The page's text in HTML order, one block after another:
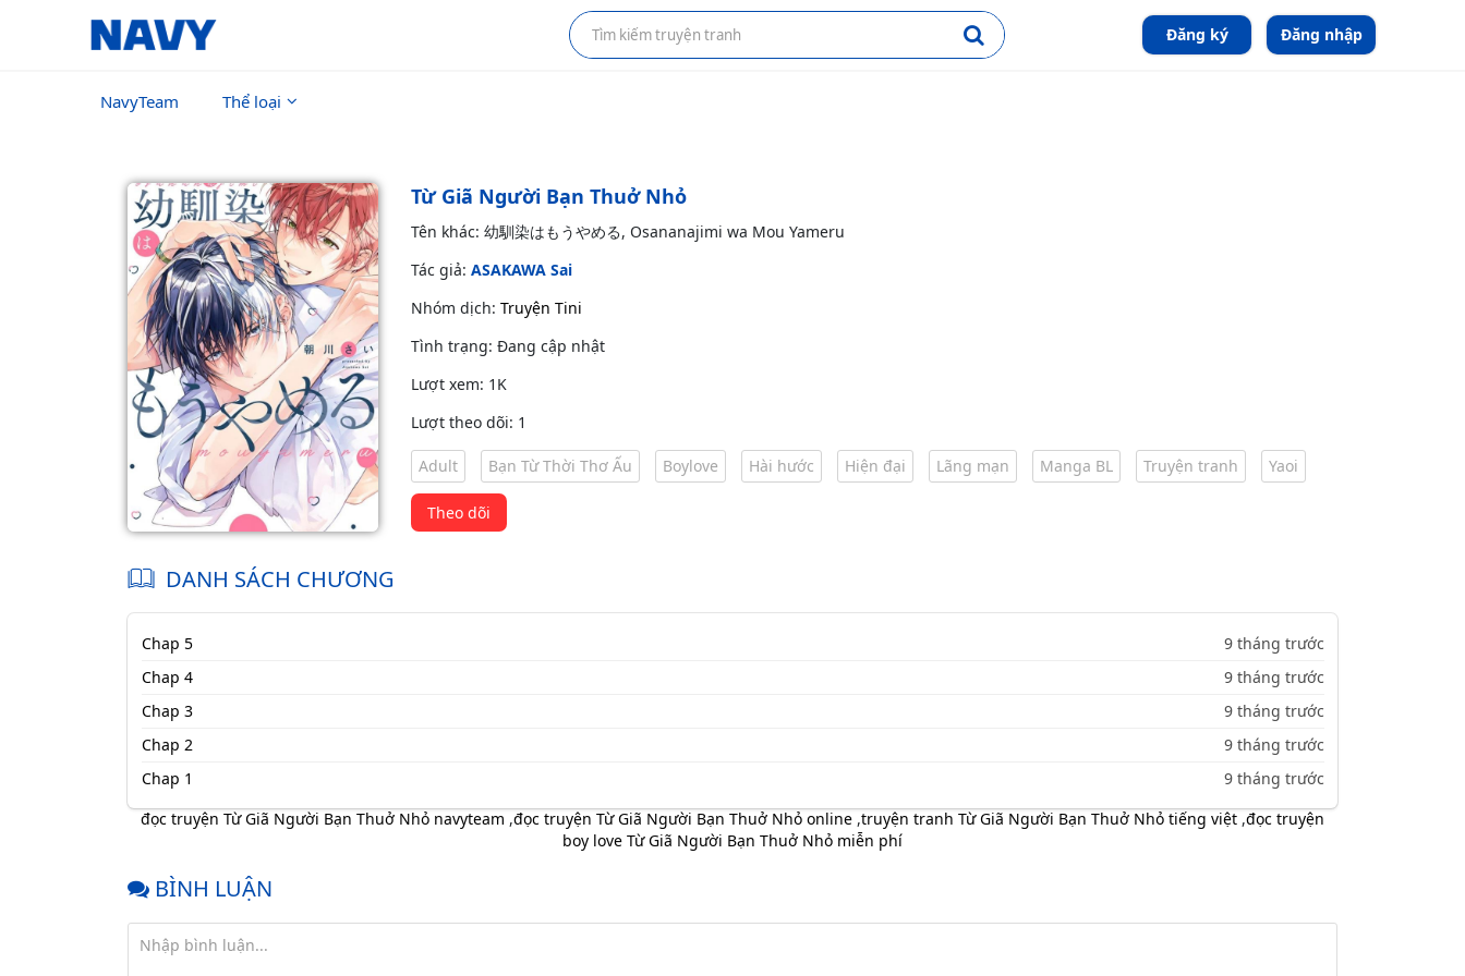
Đăng ký Đăng nhập
NavyTeam Thể loại
Từ Giã Người Bạn Thuở Nhỏ
Tên khác: 幼馴染はもうやめる, Osananajimi wa Mou Yameru
Tác giả: ASAKAWA Sai
Nhóm dịch: Truyện Tini
Tình trạng: Đang cập nhật
Lượt xem: 1K
Lượt theo dõi: 1
Adult Bạn Từ Thời Thơ Ấu Boylove Hài hước Hiện đại Lãng mạn Manga BL Truyện tranh Yaoi
Theo dõi
DANH SÁCH CHƯƠNG
Chap 5
9 tháng trước
Chap 4
9 tháng trước
Chap 3
9 tháng trước
Chap 2
9 tháng trước
Chap 1
9 tháng trước
đọc truyện Từ Giã Người Bạn Thuở Nhỏ navyteam ,đọc truyện Từ Giã Người Bạn Thuở Nhỏ online ,truyện tranh Từ Giã Người Bạn Thuở Nhỏ tiếng việt ,đọc truyện
boy love Từ Giã Người Bạn Thuở Nhỏ miễn phí
BÌNH LUẬN